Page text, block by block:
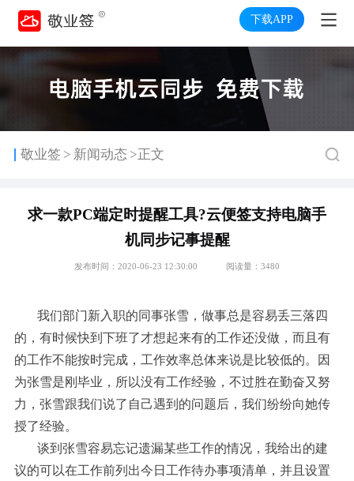
下载APP
敬业签 > 新闻动态 >正文
求一款PC端定时提醒工具?云便签支持电脑手
机同步记事提醒
发布时间：2020-06-23 12:30:00 阅读量：3480
我们部门新入职的同事张雪，做事总是容易丢三落四
的，有时候快到下班了才想起来有的工作还没做，而且有
的工作不能按时完成，工作效率总体来说是比较低的。因
为张雪是刚毕业，所以没有工作经验，不过胜在勤奋又努
力，张雪跟我们说了自己遇到的问题后，我们纷纷向她传
授了经验。
谈到张雪容易忘记遗漏某些工作的情况，我给出的建
议的可以在工作前列出今日工作待办事项清单，并且设置